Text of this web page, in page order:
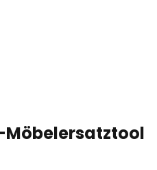
Möbelersatztool